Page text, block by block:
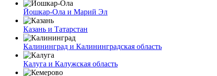
Йошкар-Ола и Марий Эл
Казань и Татарстан
Калининград и Калининградская область
Калуга и Калужская область